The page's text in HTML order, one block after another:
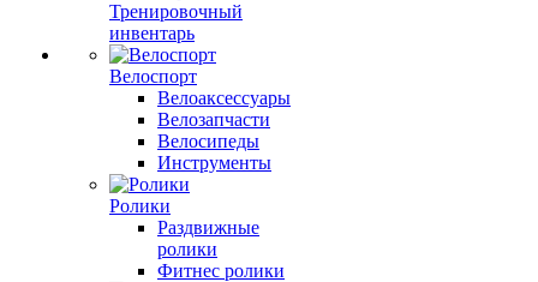
Тренировочный
инвентарь
Велоспорт
Велоаксессуары
Велозапчасти
Велосипеды
Инструменты
Ролики
Раздвижные
ролики
Фитнес ролики